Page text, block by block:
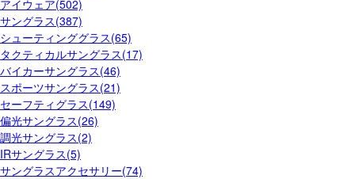
アイウェア(502)
サングラス(387)
シューティンググラス(65)
タクティカルサングラス(17)
バイカーサングラス(46)
スポーツサングラス(21)
セーフティグラス(149)
偏光サングラス(26)
調光サングラス(2)
IRサングラス(5)
サングラスアクセサリー(74)